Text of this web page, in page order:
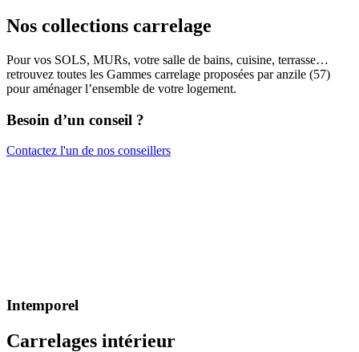
Nos collections carrelage
Pour vos SOLS, MURs, votre salle de bains, cuisine, terrasse…
retrouvez toutes les Gammes carrelage proposées par anzile (57)
pour aménager l’ensemble de votre logement.
Besoin d’un conseil ?
Contactez l'un de nos conseillers
Intemporel
Carrelages intérieur